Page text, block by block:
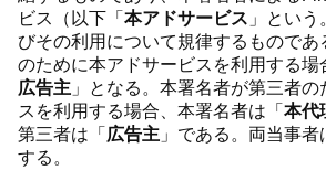
ビス（以下「 本アドサービス 」とい
びその利用について規律するものであ
のために本アドサービスを利用する場
広告主 」となる。本署名者が第三者
スを利用する場合、本署名者は「 本代
第三者は「 広告主 」である。両当事
する。